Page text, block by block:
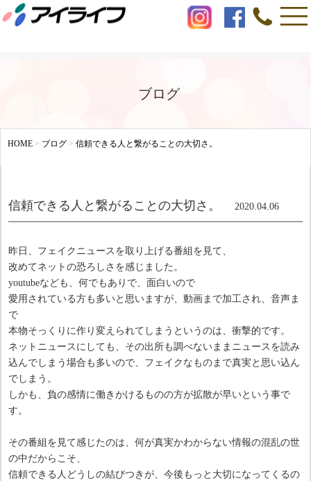
ブログ
HOME > ブログ > 信頼できる人と繋がることの大切さ。
信頼できる人と繋がることの大切さ。 2020.04.06
昨日、フェイクニュースを取り上げる番組を見て、
改めてネットの恐ろしさを感じました。
youtubeなども、何でもありで、面白いので
愛用されている方も多いと思いますが、動画まで加工され、音声ま
で
本物そっくりに作り変えられてしまうというのは、衝撃的です。
ネットニュースにしても、その出所も調べないままニュースを読み
込んでしまう場合も多いので、フェイクなものまで真実と思い込ん
でしまう。
しかも、負の感情に働きかけるものの方が拡散が早いという事で
す。
その番組を見て感じたのは、何が真実かわからない情報の混乱の世
の中だからこそ、
信頼できる人どうしの結びつきが、今後もっと大切になってくるの